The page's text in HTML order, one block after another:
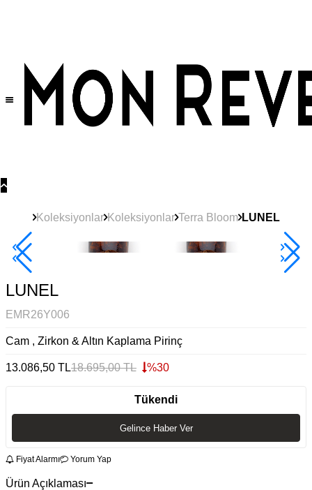
Koleksiyonlar Koleksiyonlar Terra Bloom LUNEL
Yeni Ürün
LUNEL
EMR26Y006
Cam , Zirkon & Altın Kaplama Pirinç
13.086,50 TL18.695,00TL %30
Tükendi
Gelince Haber Ver
Fiyat Alarmı Yorum Yap
Ürün Açıklaması